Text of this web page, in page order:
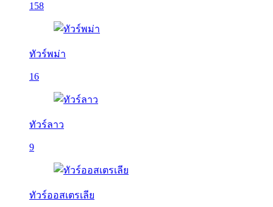
158
ทัวร์พม่า
16
ทัวร์ลาว
9
ทัวร์ออสเตรเลีย